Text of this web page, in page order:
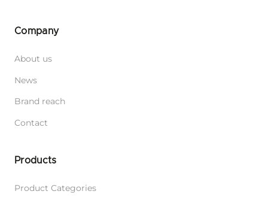
Company
About us
News
Brand reach
Contact
Products
Product Categories